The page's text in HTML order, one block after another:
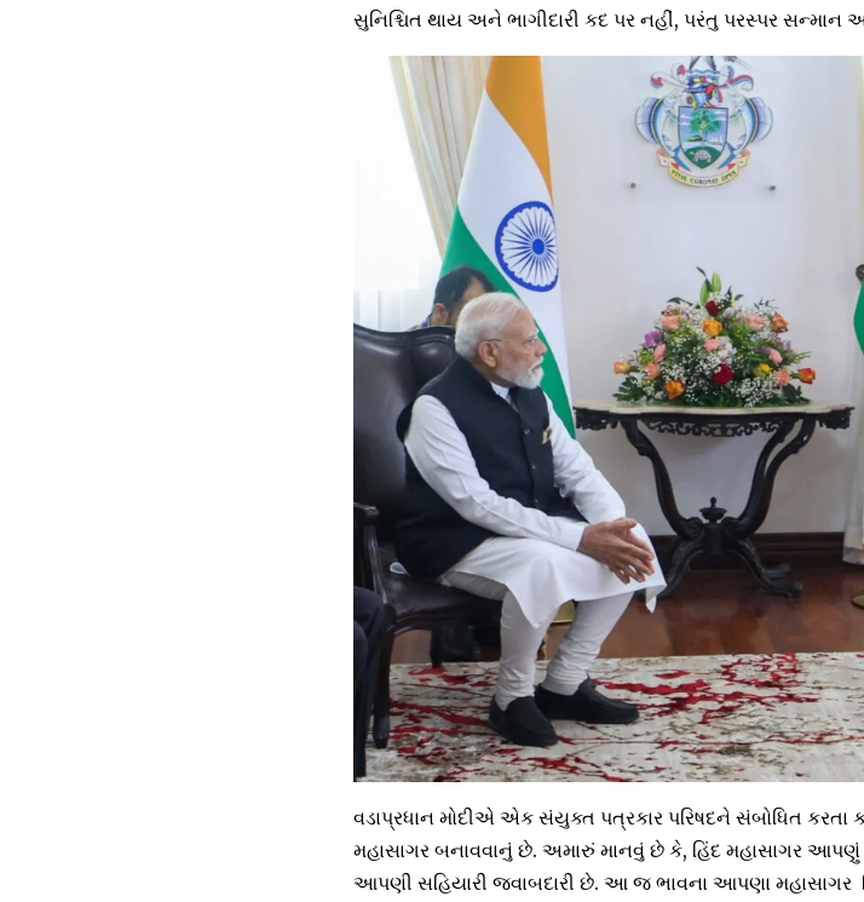
સુનિશ્ચિત થાય અને ભાગીદારી કદ પર નહીં, પરંતુ પરસ્પર સન્માન
વડાપ્રધાન મોદીએ એક સંયુક્ત પત્રકાર પરિષદને સંબોધિત
મહાસાગર બનાવવાનું છે. અમારું માનવું છે કે, હિંદ મહાસાગર આપણું
આપણી સહિયારી જવાબદારી છે. આ જ ભાવના આપણા